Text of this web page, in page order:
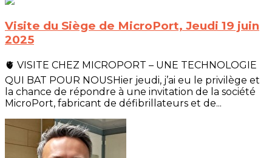
Visite du Siège de MicroPort, Jeudi 19 juin
2025
🫀 VISITE CHEZ MICROPORT – UNE TECHNOLOGIE
QUI BAT POUR NOUSHier jeudi, j’ai eu le privilège et
la chance de répondre à une invitation de la société
MicroPort, fabricant de défibrillateurs et de...